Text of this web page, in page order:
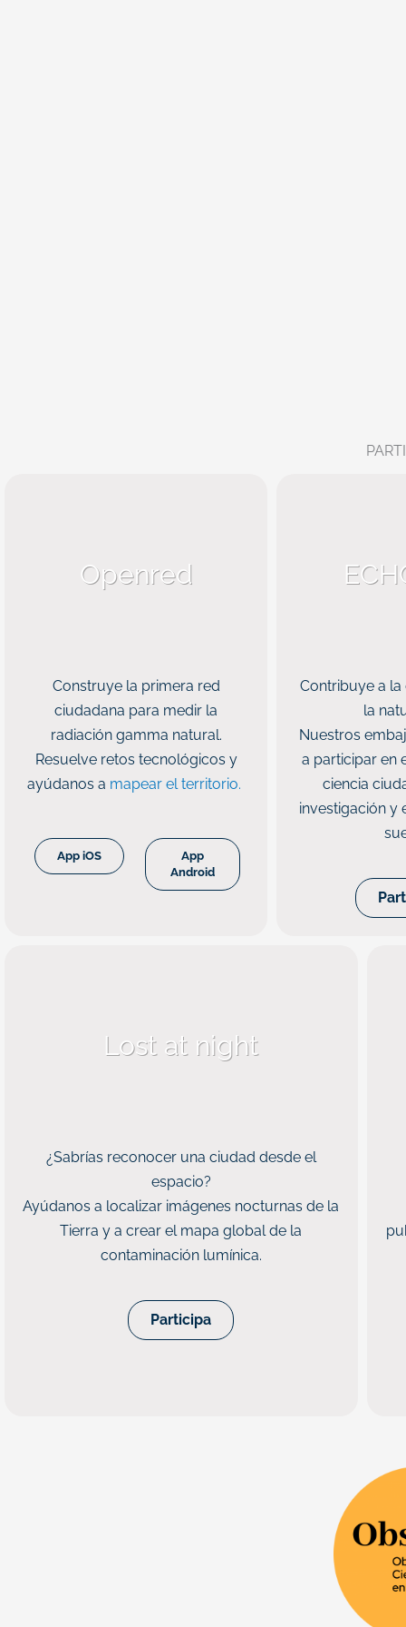
Openred
Construye la primera red
ciudadana para medir la
radiación gamma natural.
Resuelve retos tecnológicos y
ayúdanos a mapear el territorio.
App iOS
App
Android
Contribuye a
la
Nuestros
a participar en
ciencia
investigación y
Lost at night
¿Sabrías reconocer una ciudad desde el
espacio?
Ayúdanos a localizar imágenes nocturnas de la
Tierra y a crear el mapa global de la
contaminación lumínica.
Participa